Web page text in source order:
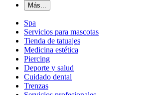
Más...
Spa
Servicios para mascotas
Tienda de tatuajes
Medicina estética
Piercing
Deporte y salud
Cuidado dental
Trenzas